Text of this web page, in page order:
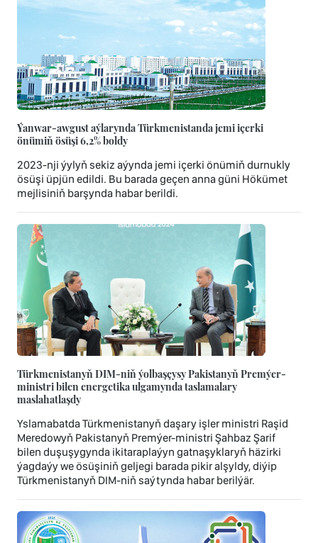
Ýanwar-awgust aýlarynda Türkmenistanda jemi içerki
önümiň ösüşi 6,2% boldy
2023-nji ýylyň sekiz aýynda jemi içerki önümiň durnukly
ösüşi üpjün edildi. Bu barada geçen anna güni Hökümet
mejlisiniň barşynda habar berildi.
Türkmenistanyň DIM-niň ýolbaşçysy Pakistanyň Premýer-
ministri bilen energetika ulgamynda taslamalary
maslahatlaşdy
Yslamabatda Türkmenistanyň daşary işler ministri Raşid
Meredowyň Pakistanyň Premýer-ministri Şahbaz Şarif
bilen duşuşygynda ikitaraplaýyn gatnaşyklaryň häzirki
ýagdaýy we ösüşiniň geljegi barada pikir alşyldy, diýip
Türkmenistanyň DIM-niň saýtynda habar berilýär.